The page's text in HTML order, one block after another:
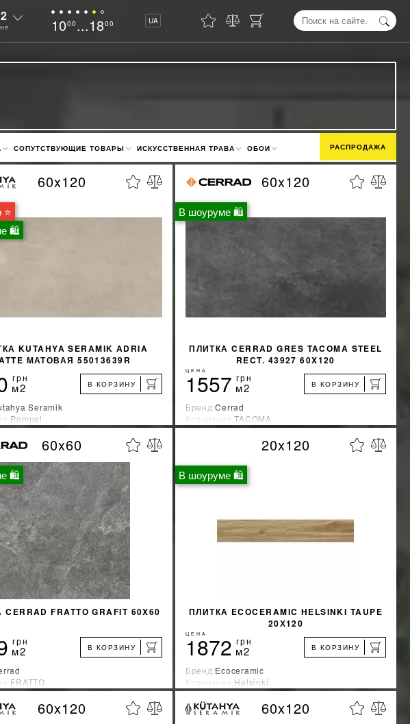
1000 ...1800 UA
СОПУТСТВУЮЩИЕ ТОВАРЫ ИСКУССТВЕННАЯ ТРАВА ОБОИ РАСПРОДАЖА
🛍
60x120
KUTAHYA SERAMIK ADRIA
МАТОВАЯ 55013639R
грн
м2 В КОРЗИНУ
Seramik
Pompei
Турция
УЗНАТЬ СВОЮ СКИДКУ %
КУПИТЬ
В шоуруме 🛍
60x120
ПЛИТКА CERRAD GRES TACOMA STEEL
RECT. 43927 60X120
ЦЕНА
1557 грн
м2 В КОРЗИНУ
Бренд:Cerrad
Коллекция:TACOMA
Страна-производитель:Польша
УЗНАТЬ СВОЮ СКИДКУ %
🛍
60x60
FRATTO GRAFIT 60X60
грн
м2 В КОРЗИНУ
FRATTO
Польша
УЗНАТЬ СВОЮ СКИДКУ %
В шоуруме 🛍
20x120
ПЛИТКА ECOCERAMIC HELSINKI TAUPE
20Х120
ЦЕНА
1872 грн
м2 В КОРЗИНУ
Бренд:Ecoceramic
Коллекция:Helsinki
Страна-производитель:Испания
УЗНАТЬ СВОЮ СКИДКУ %
60x120 60x120